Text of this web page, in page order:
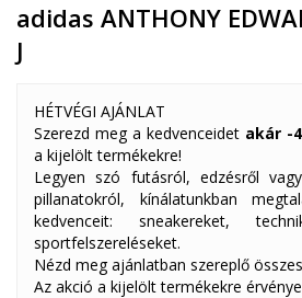
adidas ANTHONY
J
HÉTVÉGI AJÁNLAT
Szerezd meg a kedvenceidet akár -
a kijelölt termékekre!
Legyen szó futásról, edzésről
pillanatokról, kínálatunkban
kedvenceit: sneakereket,
sportfelszereléseket.
Nézd meg ajánlatban szereplő
Az akció a kijelölt termékekre